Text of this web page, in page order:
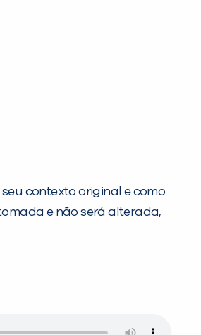
contexto original e como
e não será alterada,